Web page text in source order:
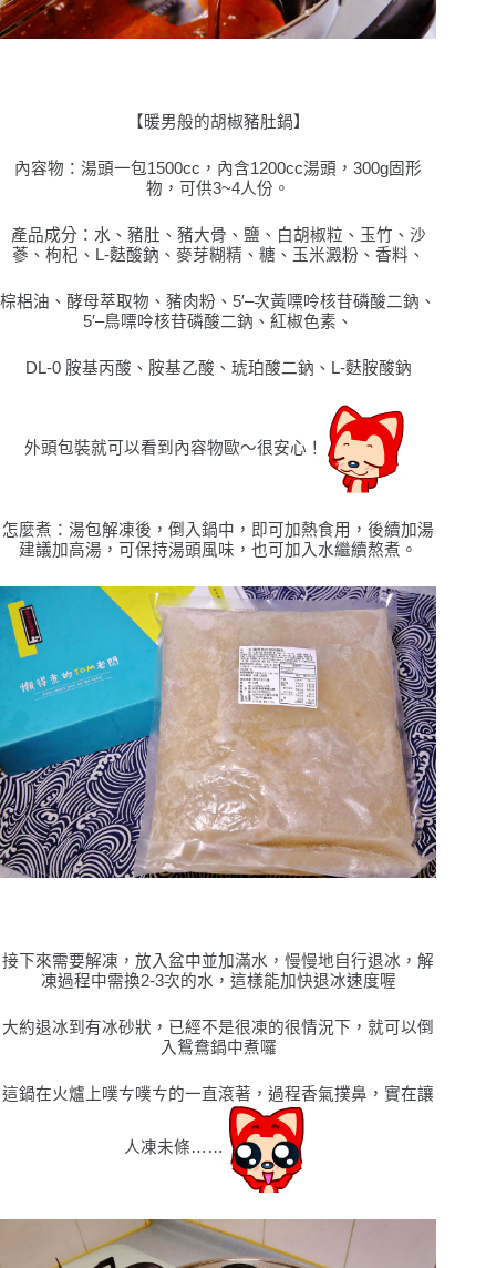
【暖男般的胡椒豬肚鍋】
內容物：湯頭⼀包1500cc ，內含1200cc湯頭，300g固形
物，可供3~4⼈份。
產品成分： ⽔ 、豬肚、豬⼤骨、鹽、 ⽩胡椒粒、 ⽟⽵ 、沙
蔘、枸杞、 L-麩酸鈉、 ⿆芽糊精、糖、 ⽟⽶澱粉、 ⾹料、
棕梠油、酵母萃取物、豬⾁粉、5′–次⿈嘌呤核苷磷酸⼆鈉、
5′–⿃嘌呤核苷磷酸⼆鈉、紅椒⾊素、
DL-0 胺基丙酸、胺基⼄酸、琥珀酸⼆鈉、 L-麩胺酸鈉
外頭包裝就可以看到內容物歐〜很安心！
怎麼煮：湯包解凍後，倒入鍋中，即可加熱食⽤ ，後續加湯
建議加⾼湯，可保持湯頭風味，也可加入⽔繼續熬煮。
接下來需要解凍，放入盆中並加滿水，慢慢地自行退冰，解
凍過程中需換2-3次的水，這樣能加快退冰速度喔
大約退冰到有冰砂狀，已經不是很凍的很情況下，就可以倒
入鴛鴦鍋中煮囉
這鍋在火爐上噗ㄘ噗ㄘ的一直滾著，過程香氣撲鼻，實在讓
人凍未條……